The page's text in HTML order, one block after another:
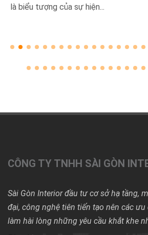
Sài Gòn Interior đầu tư cơ sở hạ tầng,
Địa chỉ:
Hiệp, Q.12, Tp.HCM
Email: theduy910@gmail.com